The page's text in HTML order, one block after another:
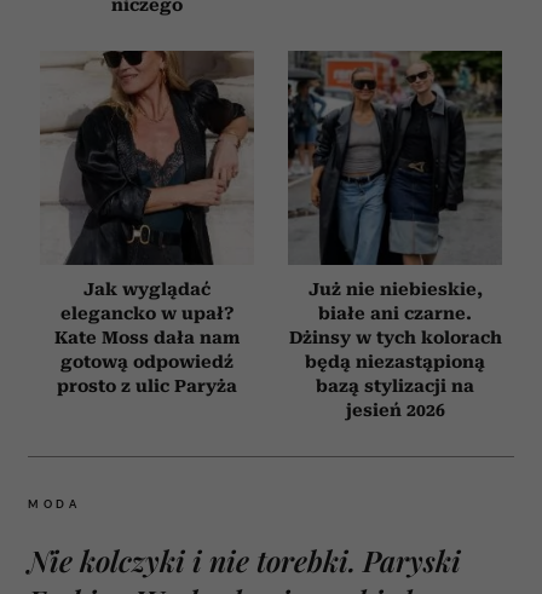
niczego
Jak wyglądać
elegancko w upał?
Kate Moss dała nam
gotową odpowiedź
prosto z ulic Paryża
Już nie niebieskie,
białe ani czarne.
Dżinsy w tych kolorach
będą niezastąpioną
bazą stylizacji na
jesień 2026
MODA
Nie kolczyki i nie torebki. Paryski